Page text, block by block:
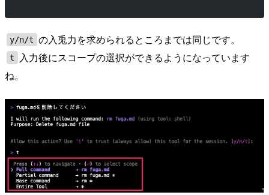
y/n/t の入兎力を求められるところまでは同じです。
t
入力後にスコープの選択ができるようになっています
ね。